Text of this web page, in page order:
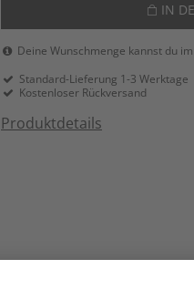
IN
Deine Wunschmenge kannst du
Standard-Lieferung 1-3 Werktage
Kostenloser Rückversand
Produktdetails